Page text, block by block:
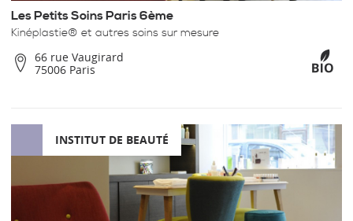
Les Petits Soins Paris 6ème
Kinéplastie® et autres soins sur mesure
66 rue Vaugirard
75006 Paris
INSTITUT DE BEAUTÉ